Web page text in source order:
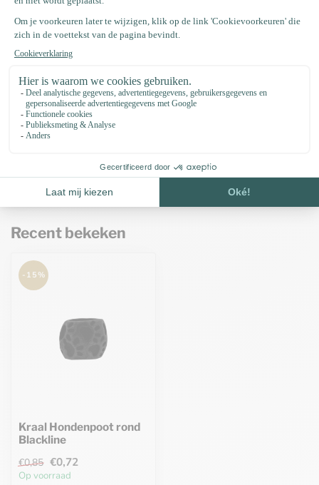
Op voorraad
Koordstopper roze
Tijdelijk niet op voorraad. Binnenkort
terug!
Recent bekeken
-15%
Kraal Hondenpoot rond
Blackline
€0,85 €0,72
Op voorraad